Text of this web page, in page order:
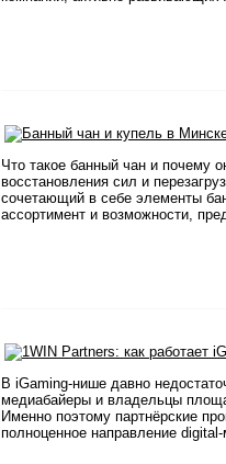
Что такое банный чан и почему
восстановления сил и
сочетающий в себе элементы
ассортимент и возможности,
В iGaming-нише давно
медиабайеры и владельцы
Именно поэтому партнёрские
полноценное направление